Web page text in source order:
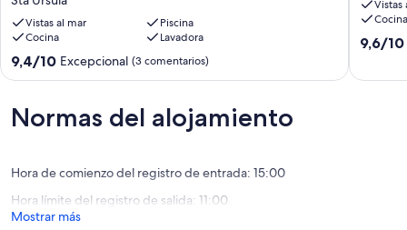
POOL
!
Luxury
Villa
Puerto
la
Cruz
Sta
Vistas al mar
Piscina
Cocina
Lavadora
9.4
sobre
Excepcional,
(3 comentarios)
9,4/10 Excepcional (3 comentarios)
Madera
con
piscina
Vistas
Cocina
9.6
9,6/10
Normas del alojamiento
Hora de comienzo del registro de entrada: 15:00
Hora límite del registro de salida: 11:00
Mostrar más